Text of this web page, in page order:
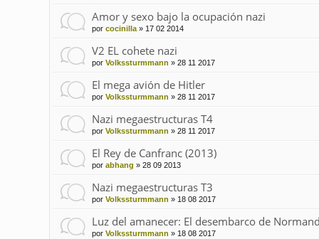
Amor y sexo bajo la ocupación nazi
por cocinilla» 17 02 2014
V2 EL cohete nazi
por Volkssturmmann » 28 11 2017
El mega avión de Hitler
por Volkssturmmann » 28 11 2017
Nazi megaestructuras T4
por Volkssturmmann » 28 11 2017
El Rey de Canfranc (2013)
por abhang » 28 09 2013
Nazi megaestructuras T3
por Volkssturmmann » 18 08 2017
Luz del amanecer: El desembarco de
por Volkssturmmann » 18 08 2017